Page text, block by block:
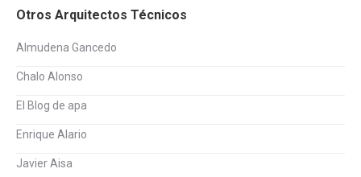
Otros Arquitectos Técnicos
Almudena Gancedo
Chalo Alonso
El Blog de apa
Enrique Alario
Javier Aisa